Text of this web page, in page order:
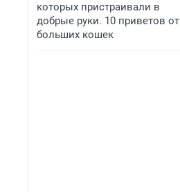
которых пристраивали в
добрые руки. 10 приветов от
больших кошек